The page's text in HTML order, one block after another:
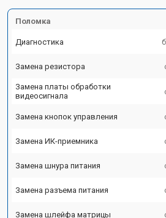
Поломка
Диагностика
Замена резистора
Замена платы обработки
видеосигнала
Замена кнопок управления
Замена ИК-приемника
Замена шнура питания
Замена разъема питания
Замена шлейфа матрицы